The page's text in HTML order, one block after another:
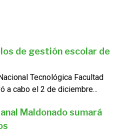
de gestión escolar de
Tecnológica Facultad
a cabo el 2 de diciembre...
Maldonado sumará